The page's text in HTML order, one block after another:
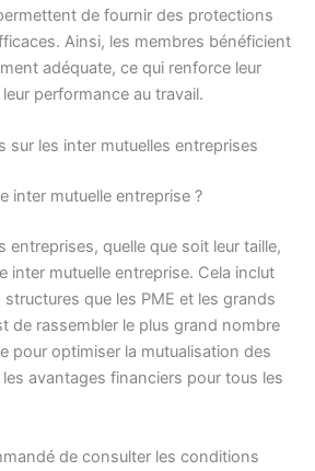
de fournir des protections
Ainsi, les membres bénéficient
adéquate, ce qui renforce leur
performance au travail.
sur les inter mutuelles entreprises
inter mutuelle entreprise ?
entreprises, quelle que soit leur taille,
inter mutuelle entreprise. Cela inclut
que les PME et les grands
de rassembler le plus grand nombre
pour optimiser la mutualisation des
avantages financiers pour tous les
de consulter les conditions